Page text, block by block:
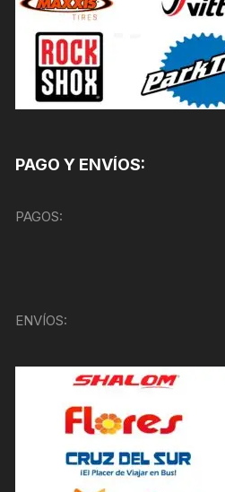
PAGO Y ENVÍOS:
PAGOS:
ENVÍOS: